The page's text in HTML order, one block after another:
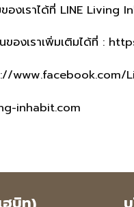
งเราได้ที่ LINE Living
องเราเพิ่มเติมได้ที่ :
www.facebook.com/
inhabit.com